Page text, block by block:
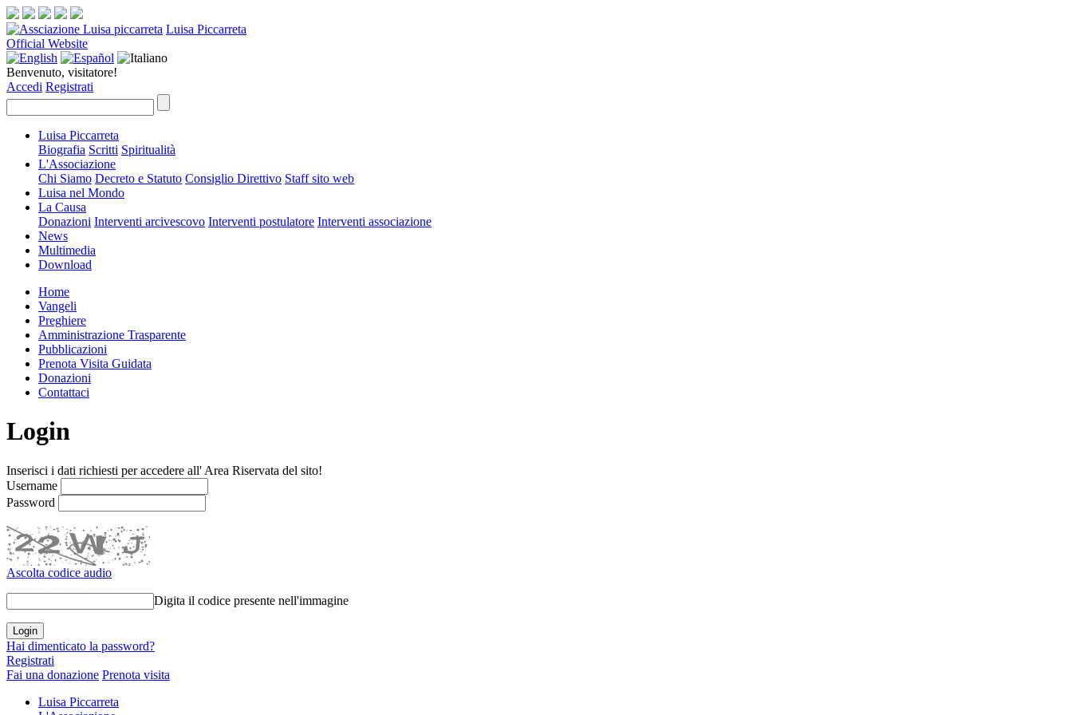
Luisa Piccarreta
Official Website
Benvenuto, visitatore!
Accedi Registrati
Luisa Piccarreta
Biografia Scritti Spiritualità
L'Associazione
Chi Siamo Decreto e Statuto Consiglio Direttivo Staff sito web
Luisa nel Mondo
La Causa
Donazioni Interventi arcivescovo Interventi postulatore Interventi associazione
News
Multimedia
Download
Home
Vangeli
Preghiere
Amministrazione Trasparente
Pubblicazioni
Prenota Visita Guidata
Donazioni
Contattaci
Login
Inserisci i dati richiesti per accedere all' Area Riservata del sito!
Username
Password
Ascolta codice audio
Digita il codice presente nell'immagine
Hai dimenticato la password?
Registrati
Fai una donazione Prenota visita
Luisa Piccarreta